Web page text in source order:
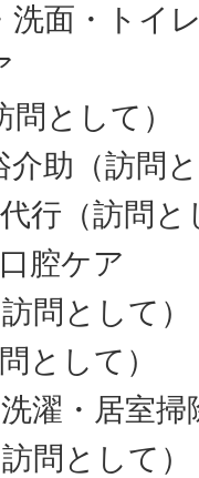
洗面・トイ
として）
介助（訪問
行（訪問と
腔ケア
問として）
として）
濯・居室
問として）